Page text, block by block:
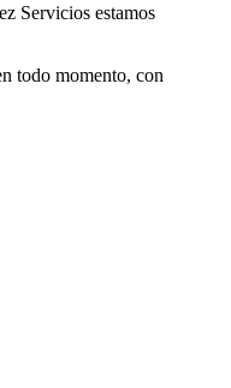
Servicios estamos
todo momento, con